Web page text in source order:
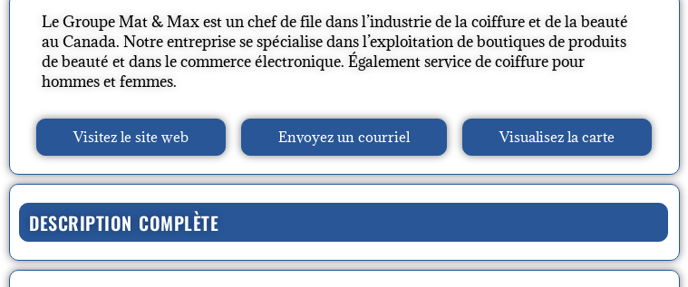
Le Groupe Mat & Max est un chef de file dans l’industrie de la coiffure et de la beauté
au Canada. Notre entreprise se spécialise dans l’exploitation de boutiques de produits
de beauté et dans le commerce électronique. Également service de coiffure pour
hommes et femmes.
Visitez le site web Envoyez un courriel Visualisez la carte
DESCRIPTION COMPLÈTE